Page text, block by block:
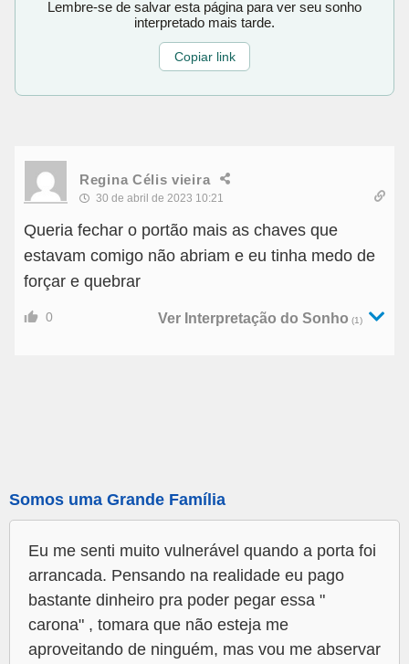
Lembre-se de salvar esta página para ver seu sonho
interpretado mais tarde.
Copiar link
Regina Célis vieira
30 de abril de 2023 10:21
Queria fechar o portão mais as chaves que
estavam comigo não abriam e eu tinha medo de
forçar e quebrar
0 Ver Interpretação do Sonho (1)
Somos uma Grande Família
Eu me senti muito vulnerável quando a porta foi
arrancada. Pensando na realidade eu pago
bastante dinheiro pra poder pegar essa "
carona" , tomara que não esteja me
aproveitando de ninguém, mas vou me abservar